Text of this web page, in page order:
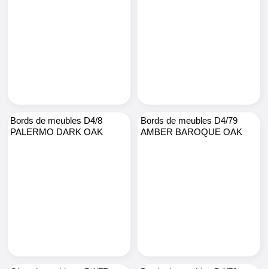
Bords de meubles D4/8
PALERMO DARK OAK
Bords de meubles D4/79
AMBER BAROQUE OAK